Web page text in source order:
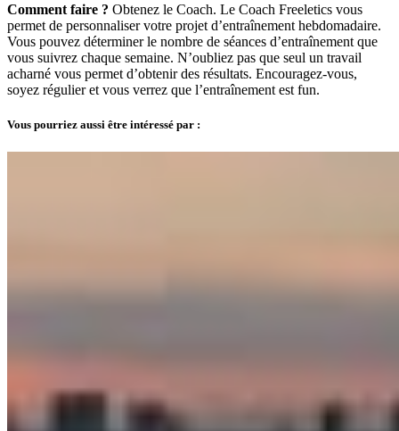
Comment faire ? Obtenez le Coach. Le Coach Freeletics vous
permet de personnaliser votre projet d’entraînement hebdomadaire.
Vous pouvez déterminer le nombre de séances d’entraînement que
vous suivrez chaque semaine. N’oubliez pas que seul un travail
acharné vous permet d’obtenir des résultats. Encouragez-vous,
soyez régulier et vous verrez que l’entraînement est fun.
Vous pourriez aussi être intéressé par :